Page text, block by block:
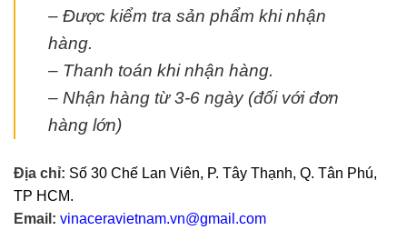
– Được kiểm tra sản phẩm khi nhận
hàng.
– Thanh toán khi nhận hàng.
– Nhận hàng từ 3-6 ngày (đối với đơn
hàng lớn)
Địa chỉ: Số 30 Chế Lan Viên, P. Tây Thạnh, Q. Tân Phú,
TP HCM.
Email: vinaceravietnam.vn@gmail.com